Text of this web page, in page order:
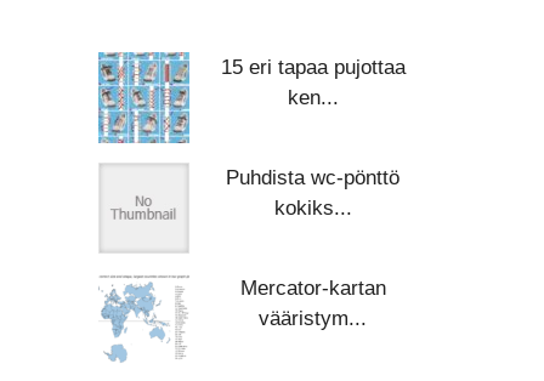
15 eri tapaa pujottaa
ken...
Puhdista wc-pönttö
kokiks...
Mercator-kartan
vääristym...